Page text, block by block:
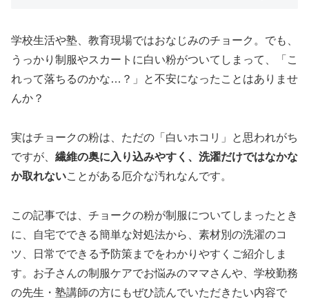
学校生活や塾、教育現場ではおなじみのチョーク。でも、
うっかり制服やスカートに白い粉がついてしまって、「こ
れって落ちるのかな…？」と不安になったことはありませ
んか？
実はチョークの粉は、ただの「白いホコリ」と思われがち
ですが、 繊維の奥に入り込みやすく、洗濯だけではなかな
か取れないことがある厄介な汚れなんです。
この記事では、チョークの粉が制服についてしまったとき
に、自宅でできる簡単な対処法から、素材別の洗濯のコ
ツ、日常でできる予防策までをわかりやすくご紹介しま
す。お子さんの制服ケアでお悩みのママさんや、学校勤務
の先生・塾講師の方にもぜひ読んでいただきたい内容で